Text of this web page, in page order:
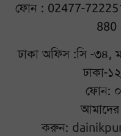
ফোন : 02477-
880
ঢাকা অফিস :সি -৩৪,
ঢাকা-
ফোন:
করুন: